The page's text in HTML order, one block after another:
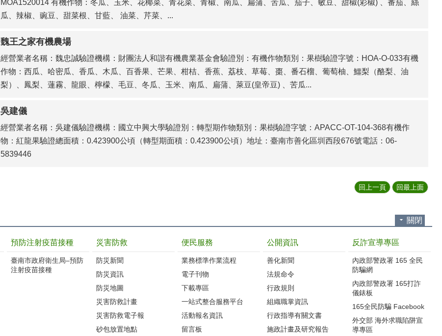
MOA1520014 有機作物：冬瓜、玉米、花椰菜、青花菜、青椒、南瓜、扁蒲、苦瓜、茄子、敏豆、甜椒(彩椒) 、番茄、絲
瓜、辣椒、豌豆、甜菜根、甘藍、 油菜、芹菜、...
魏王之家有機農場
經營業者名稱：魏忠誠驗證機構：財團法人和諧有機農業基金會驗證別：有機作物類別：果樹驗證字號：HOA-O-033有機
作物：西瓜、哈密瓜、香瓜、木瓜、百香果、芒果、柑桔、香蕉、荔枝、草莓、棗、番石榴、葡萄柚、鱷梨（酪梨、油
梨）、鳳梨、蓮霧、龍眼、檸檬、毛豆、冬瓜、玉米、南瓜、扁蒲、萊豆(皇帝豆) 、苦瓜...
吳建儀
經營業者名稱：吳建儀驗證機構：國立中興大學驗證別：轉型期作物類別：果樹驗證字號：APACC-OT-104-368有機作
物：紅龍果驗證總面積：0.423900公頃（轉型期面積：0.423900公頃）地址：臺南市善化區圳西段676號電話：06-
5839446
回上一頁 回最上面
關閉
預防注射疫苗接種
臺南市政府衛生局–預防
注射疫苗接種
災害防救
防災新聞
防災資訊
防災地圖
災害防救計畫
災害防救電子報
砂包放置地點
便民服務
業務標準作業流程‭
電子刊物
下載專區
一站式整合服務平台
活動報名資訊
留言板
公開資訊
善化新聞
法規命令
行政規則
組織職掌資訊
行政指導有關文書
施政計畫及研究報告
反詐宣導專區
內政部警政署 165 全民
防騙網
內政部警政署 165打詐
儀錶板
165全民防騙 Facebook
外交部 海外求職陷阱宣
導專區